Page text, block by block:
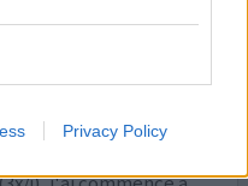
Privacy Policy